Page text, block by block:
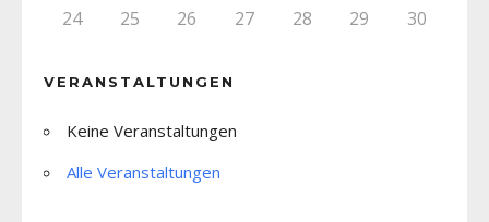
24 25 26 27 28 29 30
VERANSTALTUNGEN
Keine Veranstaltungen
Alle Veranstaltungen